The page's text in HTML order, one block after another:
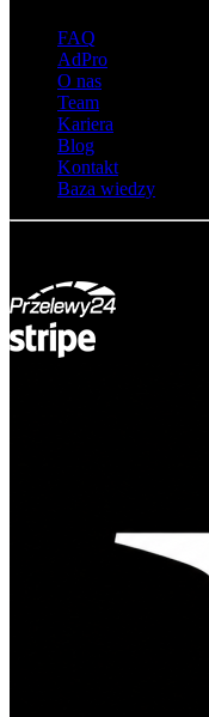
FAQ
AdPro
O nas
Team
Kariera
Blog
Kontakt
Baza wiedzy